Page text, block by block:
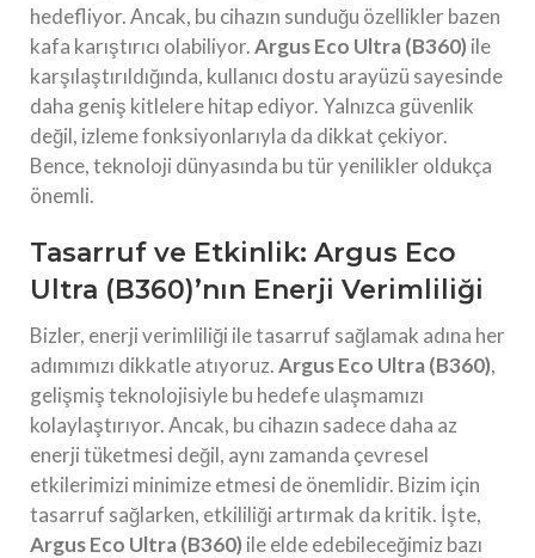
hedefliyor. Ancak, bu cihazın sunduğu özellikler bazen
kafa karıştırıcı olabiliyor.Argus Eco Ultra (B360) ile
karşılaştırıldığında, kullanıcı dostu arayüzü sayesinde
daha geniş kitlelere hitap ediyor. Yalnızca güvenlik
değil, izleme fonksiyonlarıyla da dikkat çekiyor.
Bence, teknoloji dünyasında bu tür yenilikler oldukça
önemli.
Tasarruf ve Etkinlik: Argus Eco
Ultra (B360)’nın Enerji Verimliliği
Bizler, enerji verimliliği ile tasarruf sağlamak adına her
adımımızı dikkatle atıyoruz.Argus Eco Ultra (B360),
gelişmiş teknolojisiyle bu hedefe ulaşmamızı
kolaylaştırıyor. Ancak, bu cihazın sadece daha az
enerji tüketmesi değil, aynı zamanda çevresel
etkilerimizi minimize etmesi de önemlidir. Bizim için
tasarruf sağlarken, etkililiği artırmak da kritik. İşte,
Argus Eco Ultra (B360) ile elde edebileceğimiz bazı